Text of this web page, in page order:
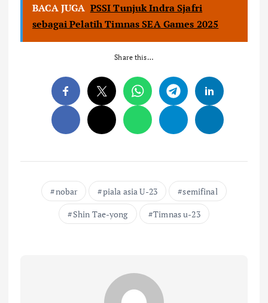
BACA JUGA PSSI Tunjuk Indra Sjafri
sebagai Pelatih Timnas SEA Games 2025
Share this…
nobar piala asia U-23
semifinal
Shin Tae-yong
Timnas u-23